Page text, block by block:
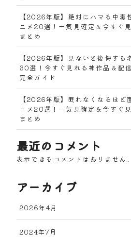
【2026年版】絶対にハマる中毒
ニメ20選！一気見確定＆今すぐ
まとめ
【2026年版】見ないと後悔する
30選！今すぐ見れる神作品＆配
完全ガイド
【2026年版】眠れなくなるほど
ニメ20選！一気見確定＆今すぐ
まとめ
最近のコメント
表示できるコメントはありません。
アーカイブ
2026年4月
2024年7月